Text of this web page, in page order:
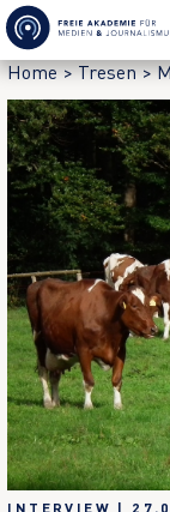
Home>Tresen>
INTERVIEW |